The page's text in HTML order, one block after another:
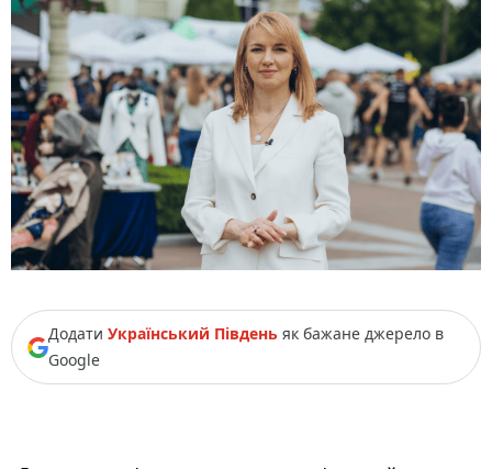
Додати Український Південь як бажане джерело в
Google